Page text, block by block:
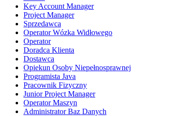
Key Account Manager
Project Manager
Sprzedawca
Operator Wózka Widłowego
Operator
Doradca Klienta
Dostawca
Opiekun Osoby Niepełnosprawnej
Programista Java
Pracownik Fizyczny
Junior Project Manager
Operator Maszyn
Administrator Baz Danych